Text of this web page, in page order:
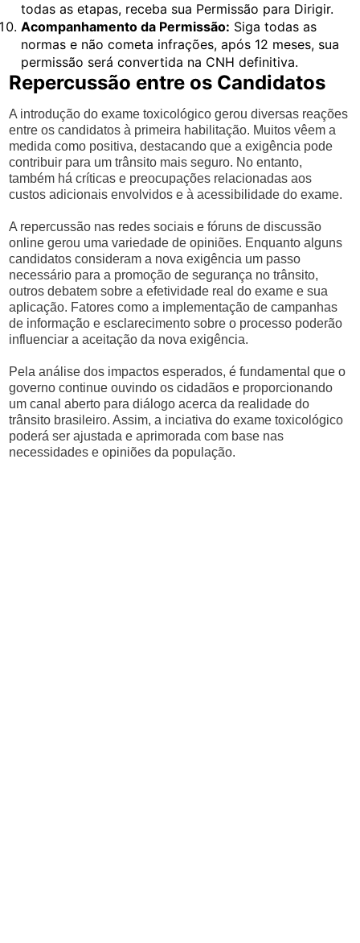
todas as etapas, receba sua Permissão para Dirigir.
Acompanhamento da Permissão: Siga todas as
normas e não cometa infrações, após 12 meses, sua
permissão será convertida na CNH definitiva.
Repercussão entre os Candidatos
A introdução do exame toxicológico gerou diversas reações
entre os candidatos à primeira habilitação. Muitos vêem a
medida como positiva, destacando que a exigência pode
contribuir para um trânsito mais seguro. No entanto,
também há críticas e preocupações relacionadas aos
custos adicionais envolvidos e à acessibilidade do exame.
A repercussão nas redes sociais e fóruns de discussão
online gerou uma variedade de opiniões. Enquanto alguns
candidatos consideram a nova exigência um passo
necessário para a promoção de segurança no trânsito,
outros debatem sobre a efetividade real do exame e sua
aplicação. Fatores como a implementação de campanhas
de informação e esclarecimento sobre o processo poderão
influenciar a aceitação da nova exigência.
Pela análise dos impactos esperados, é fundamental que o
governo continue ouvindo os cidadãos e proporcionando
um canal aberto para diálogo acerca da realidade do
trânsito brasileiro. Assim, a inciativa do exame toxicológico
poderá ser ajustada e aprimorada com base nas
necessidades e opiniões da população.